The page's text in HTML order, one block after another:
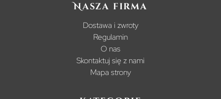
Nasza firma
Dostawa i zwroty
Regulamin
O nas
Skontaktuj się z nami
Mapa strony